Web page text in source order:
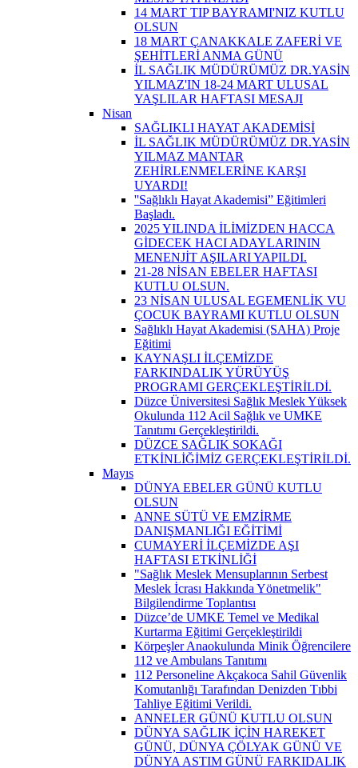
14 MART TIP BAYRAMI'NIZ KUTLU
OLSUN
18 MART ÇANAKKALE ZAFERİ VE
ŞEHİTLERİ ANMA GÜNÜ
İL SAĞLIK MÜDÜRÜMÜZ DR.YASİN
YILMAZ'IN 18-24 MART ULUSAL
YAŞLILAR HAFTASI MESAJI
Nisan
SAĞLIKLI HAYAT AKADEMİSİ
İL SAĞLIK MÜDÜRÜMÜZ DR.YASİN
YILMAZ MANTAR
ZEHİRLENMELERİNE KARŞI
UYARDI!
''Sağlıklı Hayat Akademisi” Eğitimleri
Başladı.
2025 YILINDA İLİMİZDEN HACCA
GİDECEK HACI ADAYLARININ
MENENJİT AŞILARI YAPILDI.
21-28 NİSAN EBELER HAFTASI
KUTLU OLSUN.
23 NİSAN ULUSAL EGEMENLİK VU
ÇOCUK BAYRAMI KUTLU OLSUN
Sağlıklı Hayat Akademisi (SAHA) Proje
Eğitimi
KAYNAŞLI İLÇEMİZDE
FARKINDALIK YÜRÜYÜŞ
PROGRAMI GERÇEKLEŞTİRİLDİ.
Düzce Üniversitesi Sağlık Meslek Yüksek
Okulunda 112 Acil Sağlık ve UMKE
Tanıtımı Gerçekleştirildi.
DÜZCE SAĞLIK SOKAĞI
ETKİNLİĞİMİZ GERÇEKLEŞTİRİLDİ.
Mayıs
DÜNYA EBELER GÜNÜ KUTLU
OLSUN
ANNE SÜTÜ VE EMZİRME
DANIŞMANLIĞI EĞİTİMİ
CUMAYERİ İLÇEMİZDE AŞI
HAFTASI ETKİNLİĞİ
"Sağlık Meslek Mensuplarının Serbest
Meslek İcrası Hakkında Yönetmelik"
Bilgilendirme Toplantısı
Düzce’de UMKE Temel ve Medikal
Kurtarma Eğitimi Gerçekleştirildi
Körpeşler Anaokulunda Minik Öğrencilere
112 ve Ambulans Tanıtımı
112 Personeline Akçakoca Sahil Güvenlik
Komutanlığı Tarafından Denizden Tıbbi
Tahliye Eğitimi Verildi.
ANNELER GÜNÜ KUTLU OLSUN
DÜNYA SAĞLIK İÇİN HAREKET
GÜNÜ, DÜNYA ÇÖLYAK GÜNÜ VE
DÜNYA ASTIM GÜNÜ FARKIDALIK